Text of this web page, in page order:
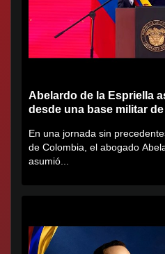
Abelardo de la Espriella
desde una base militar
En una jornada sin
de Colombia, el abogado
asumió...